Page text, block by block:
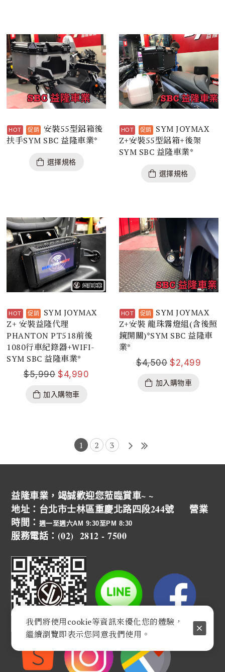
安裝55型鋁箱後
扶手SYM SBC 益隆車業*
選擇規格
SYM JOYMAX
Z+安裝55型鋁箱+後架
SYM SBC 益隆車業*
選擇規格
SYM JOYMAX
Z+ 安裝益隆代理
PHANTON PT518前後
1080行車紀錄器+WIFI-
SYM SBC 益隆車業*
$5,990 $4,990
加入購物車
SYM JOYMAX
Z+安裝 龍珠霧燈組(含後照
鏡開關)*SYM SBC 益隆車
業*
$4,500 $2,499
加入購物車
1 2 3
益隆車業，竭誠歡迎您蒞臨賞車~ ~
地址：台北市士林區重慶北路四段244號 營業
時間： 週一至週六AM 9:30至PM 8:30
服務電話：(02) 2812 - 7500
我們將使用cookie等資訊來優化您的體驗，
繼續瀏覽即表示您同意我們使用。